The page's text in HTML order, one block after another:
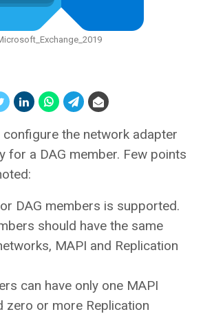
the network adapter
for a DAG member. Few points
DAG members is supported.
should have the same
MAPI and Replication
can have only one MAPI
zero or more Replication